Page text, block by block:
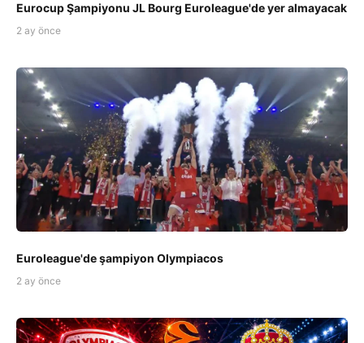
Eurocup Şampiyonu JL Bourg Euroleague'de yer almayacak
2 ay önce
Euroleague'de şampiyon Olympiacos
2 ay önce